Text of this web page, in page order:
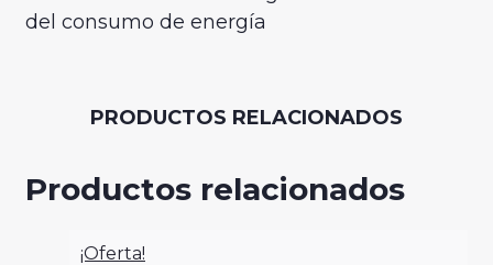
del consumo de energía
PRODUCTOS RELACIONADOS
Productos relacionados
¡Oferta!